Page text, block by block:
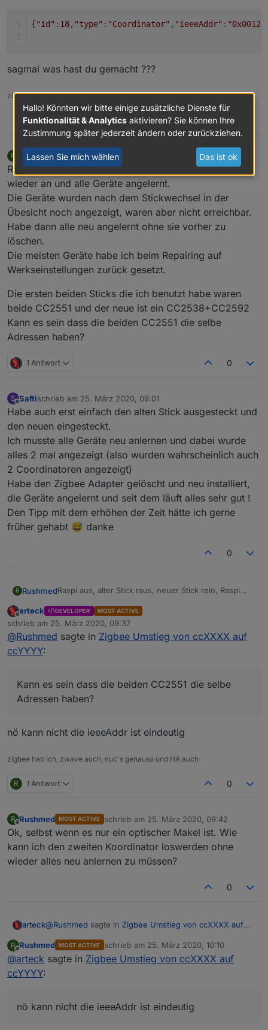
{"id" : 18, "type" : "Coordinator" , "ieeeAddr" :
sagmal was hast du gemacht ???
zigbee hab ich, zwave auch, nuc's genauso und HA auch
0
R
Offline
Rushmed MOST ACTIVE schrieb am 25. März 2020, 08:49
zuletzt editiert von Rushmed
Raspi aus, alter Stick raus, neuer Stick rein, Raspi
wieder an und alle Geräte angelernt.
Die Geräte wurden nach dem Stickwechsel in der
Übesicht noch angezeigt, waren aber nicht erreichbar.
Habe dann alle neu angelernt ohne sie vorher zu
löschen.
Die meisten Geräte habe ich beim Repairing auf
Werkseinstellungen zurück gesetzt.
Die ersten beiden Sticks die ich benutzt habe waren
beide CC2551 und der neue ist ein CC2538+CC2592
Kann es sein dass die beiden CC2551 die selbe
Adressen haben?
1 Antwort 0
S
Offline
Saftischrieb am 25. März 2020, 09:01
zuletzt editiert von
Habe auch erst einfach den alten Stick ausgesteckt und
den neuen eingesteckt.
Ich musste alle Geräte neu anlernen und dabei wurde
alles 2 mal angezeigt (also wurden wahrscheinlich auch
2 Coordinatoren angezeigt)
Habe den Zigbee Adapter gelöscht und neu installiert,
die Geräte angelernt und seit dem läuft alles sehr gut !
Den Tipp mit dem erhöhen der Zeit hätte ich gerne
früher gehabt 😅 danke
0
R RushmedRaspi aus, alter Stick raus, neuer Stick rein, Raspi
Die Geräte wurden nach dem Stickwechsel in der
Übesicht noch angezeigt, waren aber nicht
erreichbar.
Werkseinstellungen zurück gesetzt.
Die ersten beiden Sticks die ich benutzt habe waren
beide CC2551 und der neue ist ein
CC2538+CC2592
Offline
arteck DEVELOPER MOST ACTIVE
schrieb am 25. März 2020, 09:37
zuletzt editiert von
@Rushmed sagte in Zigbee Umstieg von ccXXXX auf
ccYYYY:
Kann es sein dass die beiden CC2551 die selbe
Adressen haben?
nö kann nicht die ieeeAddr ist eindeutig
zigbee hab ich, zwave auch, nuc's genauso und HA auch
R 1 Antwort 0
R
Offline
Rushmed MOST ACTIVE schrieb am 25. März 2020, 09:42
zuletzt editiert von
Ok, selbst wenn es nur ein optischer Makel ist. Wie
kann ich den zweiten Koordinator loswerden ohne
wieder alles neu anlernen zu müssen?
0
arteck@Rushmed sagte in Zigbee Umstieg von ccXXXX auf
Kann es sein dass die beiden CC2551 die selbe
R
Offline
Rushmed MOST ACTIVE schrieb am 25. März 2020, 10:10
zuletzt editiert von
@arteck sagte in Zigbee Umstieg von ccXXXX auf
ccYYYY:
nö kann nicht die ieeeAddr ist eindeutig
Hallo! Könnten wir bitte einige zusätzliche Dienste für
Funktionalität & Analytics aktivieren? Sie können Ihre
Zustimmung später jederzeit ändern oder zurückziehen.
Lassen Sie mich wählen Das ist ok